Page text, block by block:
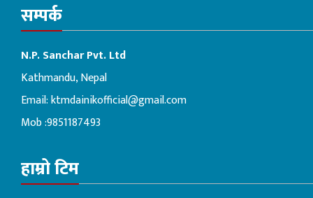
सम्पर्क
N.P. Sanchar Pvt. Ltd
Kathmandu, Nepal
Email:ktmdainikofficial@gmail.com
Mob :9851187493
हाम्रो टिम